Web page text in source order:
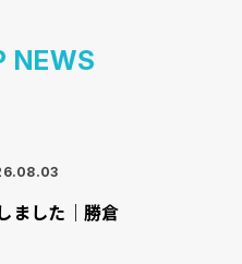
NEWS
ました｜勝倉